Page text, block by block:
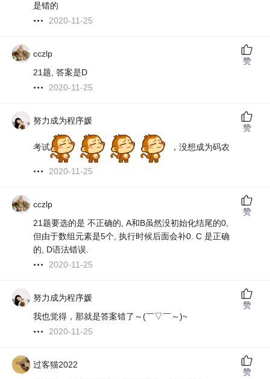
是错的
2020-11-25
cczlp
21题, 答案是D
2020-11-25
赞
努力成为程序媛
考试 ，没想成为码农
2020-11-25
赞
cczlp
21题要选的是 不正确的, A和B虽然没初始化结尾的0,
但由于数组元素是5个, 执行时候后面会补0. C 是正确
的, D语法错误.
2020-11-25
赞
努力成为程序媛
我也觉得，那就是答案错了～(￣▽￣～)~
2020-11-25
赞
过客猫2022
赞